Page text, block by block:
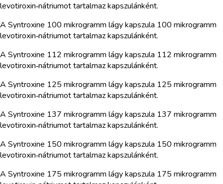
levotiroxin‑nátriumot tartalmaz kapszulánként.
A Syntroxine 100 mikrogramm lágy kapszula 100 mikrogramm
levotiroxin‑nátriumot tartalmaz kapszulánként.
A Syntroxine 112 mikrogramm lágy kapszula 112 mikrogramm
levotiroxin‑nátriumot tartalmaz kapszulánként.
A Syntroxine 125 mikrogramm lágy kapszula 125 mikrogramm
levotiroxin‑nátriumot tartalmaz kapszulánként.
A Syntroxine 137 mikrogramm lágy kapszula 137 mikrogramm
levotiroxin‑nátriumot tartalmaz kapszulánként.
A Syntroxine 150 mikrogramm lágy kapszula 150 mikrogramm
levotiroxin‑nátriumot tartalmaz kapszulánként.
A Syntroxine 175 mikrogramm lágy kapszula 175 mikrogramm